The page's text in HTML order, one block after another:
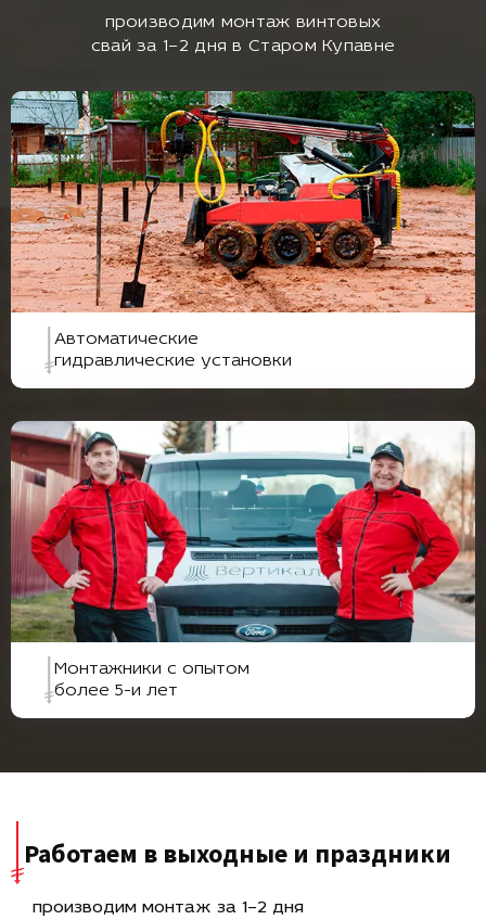
производим монтаж винтовых
свай за 1–2 дня в Старом Купавне
Автоматические
гидравлические установки
Монтажники с опытом
более 5-и лет
Работаем в выходные и праздники
производим монтаж за 1–2 дня